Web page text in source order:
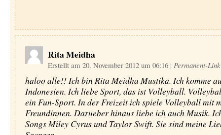
Rita Meidha
Erstellt am 20. November 2012 um 06:16 | Permanent-Link
haloo alle!! Ich bin Rita Meidha Mustika. Ich komme
Indonesien. Ich liebe Sport, das ist Volleyball.
ein Fun-Sport. In der Freizeit ich spiele Volleyball mit
Freundinnen. Darueber hinaus liebe ich auch Musik.
Songs Miley Cyrus und Taylor Swift. Sie sind meine